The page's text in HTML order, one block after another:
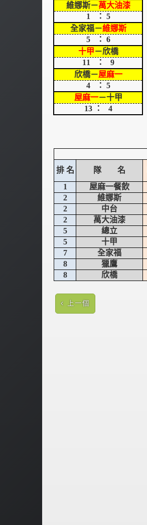
維娜斯－萬大油漆
1 ： 5
全家福－維娜斯
5 ： 6
十甲－欣橋
11 ： 9
欣橋－屋麻一
4 ： 5
屋麻一－十甲
13 ： 4
排 名
隊 名
1
屋麻一餐飲
2
維娜斯
2
中台
2
萬大油漆
5
總立
5
十甲
7
全家福
8
獵鷹
8
欣橋
上一個